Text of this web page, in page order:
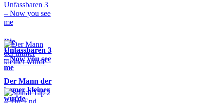
Die
Unfassbaren 3
– Now you see
me
Der Mann der
immer kleiner
wurde